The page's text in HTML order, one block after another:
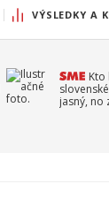
VÝSLEDKY A
jasný, no